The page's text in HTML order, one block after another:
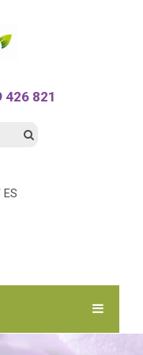
426 821
ES
cart
0.00€